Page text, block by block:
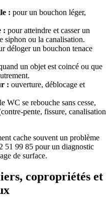
: pour un bouchon léger,
: pour atteindre et casser un
siphon ou la canalisation.
déloger un bouchon tenace
un objet est coincé ou que
: ouverture, déblocage et
WC se rebouche sans cesse,
pente, fissure, canalisation
cache souvent un problème
51 99 85 pour un diagnostic
de surface.
copropriétés et